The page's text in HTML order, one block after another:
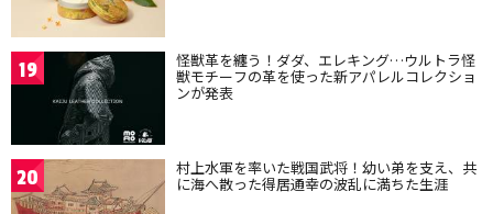
19 怪獣革を纏う！ダダ、エレキング…ウルトラ怪
獣モチーフの革を使った新アパレルコレクショ
ンが発表
20 村上水軍を率いた戦国武将！幼い弟を支え、共
に海へ散った得居通幸の波乱に満ちた生涯